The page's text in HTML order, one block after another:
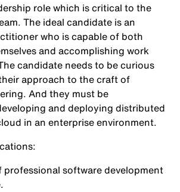
role which is critical to the
The ideal candidate is an
who is capable of both
and accomplishing work
candidate needs to be curious
approach to the craft of
And they must be
and deploying distributed
in an enterprise environment.
professional software development